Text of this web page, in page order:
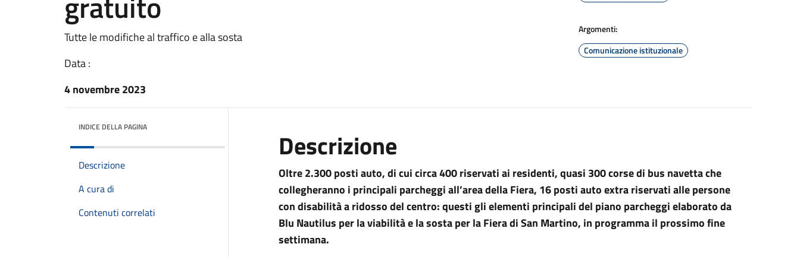
Tutte le modifiche al traffico e alla sosta
Data :
4 novembre 2023
Argomenti:
Comunicazione istituzionale
INDICE DELLA PAGINA
Descrizione
A cura di
Contenuti correlati
Descrizione
Oltre 2.300 posti auto, di cui circa 400 riservati ai residenti, quasi 300 corse di bus navetta che
collegheranno i principali parcheggi all’area della Fiera, 16 posti auto extra riservati alle persone
con disabilità a ridosso del centro: questi gli elementi principali del piano parcheggi elaborato da
Blu Nautilus per la viabilità e la sosta per la Fiera di San Martino, in programma il prossimo fine
settimana.